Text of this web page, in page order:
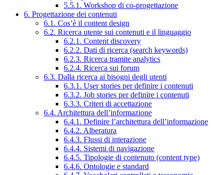
5.5.1. Workshop di co-progettazione
6. Progettazione dei contenuti
6.1. Cos’è il content design
6.2. Ricerca utente sui contenuti e il linguaggio
6.2.1. Content discovery
6.2.2. Dati di ricerca (search keywords)
6.2.3. Ricerca tramite analytics
6.2.4. Ricerca sui forum
6.3. Dalla ricerca ai bisogni degli utenti
6.3.1. User stories per definire i contenuti
6.3.2. Job stories per definire i contenuti
6.3.3. Criteri di accettazione
6.4. Architettura dell’informazione
6.4.1. Definire l’architettura dell’informazione
6.4.2. Alberatura
6.4.3. Flussi di interazione
6.4.4. Sistemi di navigazione
6.4.5. Tipologie di contenuto (content type)
6.4.6. Ontologie e standard